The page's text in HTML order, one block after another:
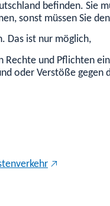
befinden. Sie
sonst müssen Sie den
Das ist nur möglich,
und Pflichten
oder Verstöße gegen